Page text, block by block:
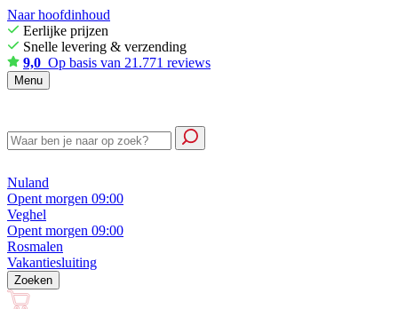
Naar hoofdinhoud
Eerlijke prijzen
Snelle levering & verzending
9,0 Op basis van 21.771 reviews
Menu
Nuland
Opent morgen 09:00
Veghel
Opent morgen 09:00
Rosmalen
Vakantiesluiting
Zoeken